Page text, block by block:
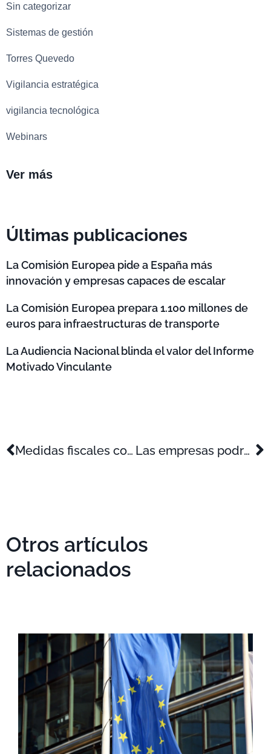
Sin categorizar
Sistemas de gestión
Torres Quevedo
Vigilancia estratégica
vigilancia tecnológica
Webinars
Ver más
Últimas publicaciones
La Comisión Europea pide a España más
innovación y empresas capaces de escalar
La Comisión Europea prepara 1.100 millones de
euros para infraestructuras de transporte
La Audiencia Nacional blinda el valor del Informe
Motivado Vinculante
Medidas fiscales contempladas en el proyecto de ley de presupuestos generales del Estado para 2012 Las empresas podrán deducirse más gasto por muestrario
Otros artículos
relacionados